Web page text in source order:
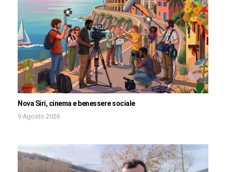
Nova Siri, cinema e benessere sociale
9 Agosto 2026